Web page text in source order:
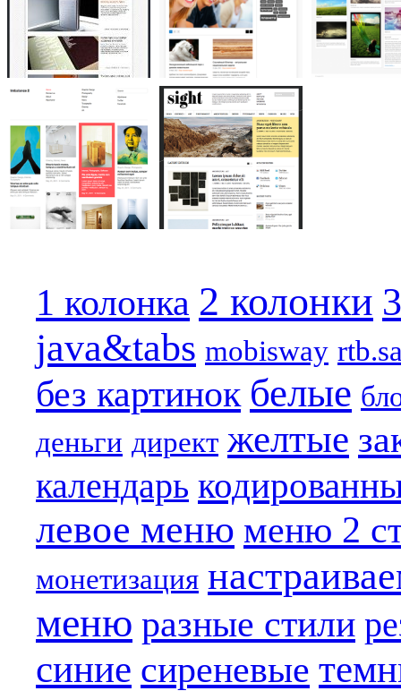
1 колонка 2 колонки
java&tabs mobisway
без картинок белые
деньги директ желтые
календарь
левое меню меню 2
монетизация
меню разные стили
синие сиреневые